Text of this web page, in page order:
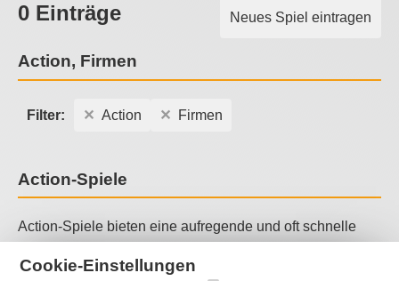
Neues Spiel eintragen
0 Einträge
Action, Firmen
Filter: Action Firmen
Action-Spiele
Action-Spiele bieten eine aufregende und oft schnelle
Verfolgungsjagden oder anderen actiongeladenen
Cookie-Einstellungen